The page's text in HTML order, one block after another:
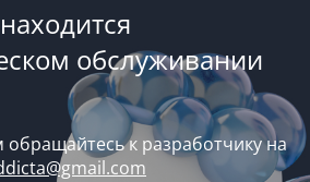
находится
обслуживании
к разработчику на